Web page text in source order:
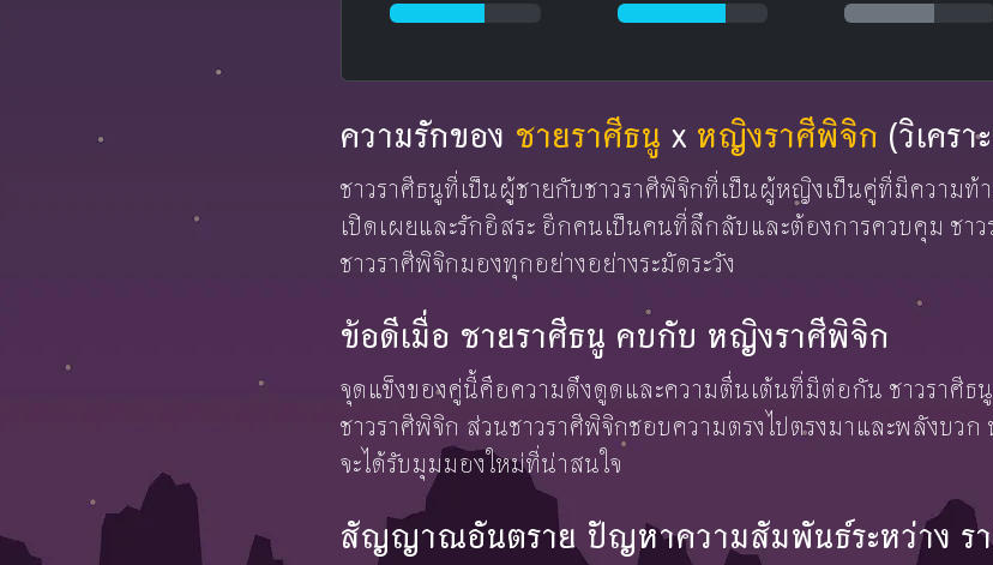
ความรักของ ชายราศีธนู x หญิงราศีพิจิก (วิเคร
ชาวราศีธนูที่เป็นผู้ชายกับชาวราศีพิจิกที่เป็นผู้หญิงเป็นคู่ที่มีความท้
เปิดเผยและรักอิสระ อีกคนเป็นคนที่ลึกลับและต้องการควบคุม ชา
ชาวราศีพิจิกมองทุกอย่างอย่างระมัดระวัง
ข้อดีเมื่อ ชายราศีธนู คบกับ หญิงราศีพิจิก
จุดแข็งของคู่นี้คือความดึงดูดและความตื่นเต้นที่มีต่อกัน ชาวราศีธ
ชาวราศีพิจิก ส่วนชาวราศีพิจิกชอบความตรงไปตรงมาและพลังบวก
จะได้รับมุมมองใหม่ที่น่าสนใจ
สัญญาณอันตราย ปัญหาความสัมพันธ์ระหว่าง ร